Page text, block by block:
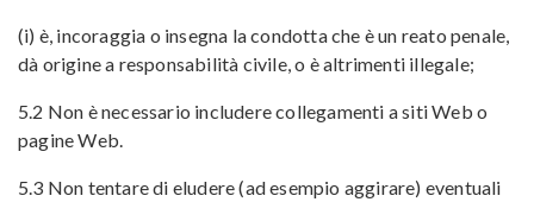
(i) è, incoraggia o insegna la condotta che è un reato penale,
dà origine a responsabilità civile, o è altrimenti illegale;
5.2 Non è necessario includere collegamenti a siti Web o
pagine Web.
5.3 Non tentare di eludere (ad esempio aggirare) eventuali